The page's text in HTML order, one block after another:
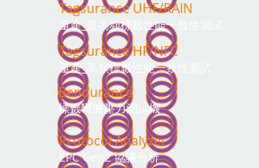
Tagsurance UHF/RAIN
量產_超高頻標籤性能一致性測試
Tagsurance HF/NFC
量產_高頻標籤性能一致性測試
Bendurance
標籤彎曲壓力測試機
Protocol Analyzer
EPC Gen2 協議分析